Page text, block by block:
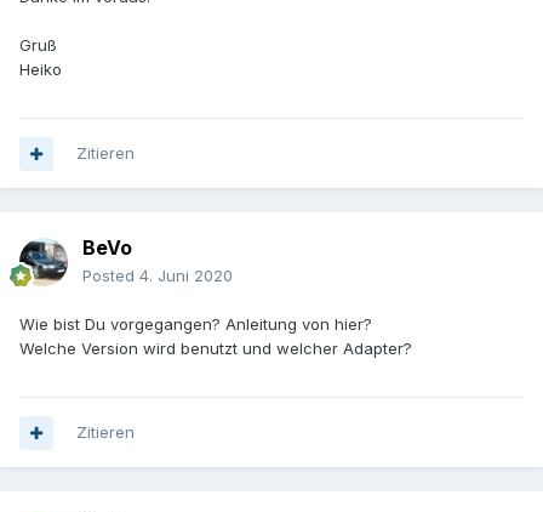
Gruß
Heiko
Zitieren
BeVo
Posted 4. Juni 2020
Wie bist Du vorgegangen? Anleitung von hier?
Welche Version wird benutzt und welcher Adapter?
Zitieren